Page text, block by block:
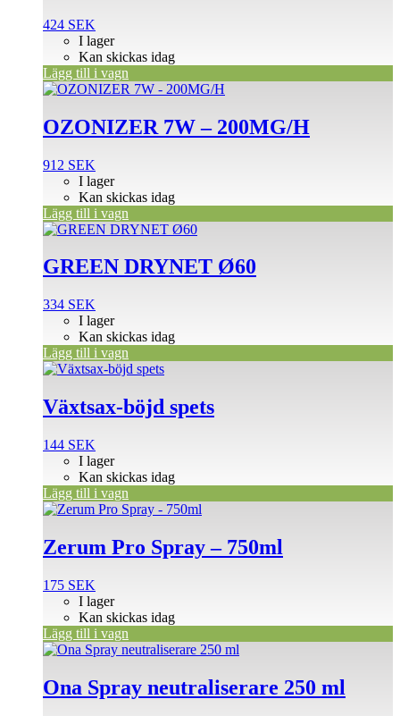
424 SEK
I lager
Kan skickas idag
Lägg till i vagn
OZONIZER 7W – 200MG/H
912 SEK
I lager
Kan skickas idag
Lägg till i vagn
GREEN DRYNET Ø60
334 SEK
I lager
Kan skickas idag
Lägg till i vagn
Växtsax-böjd spets
144 SEK
I lager
Kan skickas idag
Lägg till i vagn
Zerum Pro Spray – 750ml
175 SEK
I lager
Kan skickas idag
Lägg till i vagn
Ona Spray neutraliserare 250 ml